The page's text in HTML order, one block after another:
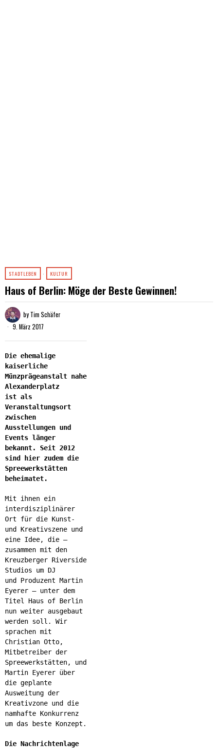
STADTLEBEN · KULTUR
Haus of Berlin: Möge der Beste Gewinnen!
byTim Schäfer
9. März 2017
Die ehemalige
kaiserliche
Münzprägeanstalt nahe
Alexanderplatz
ist als
Veranstaltungsort
zwischen
Ausstellungen und
Events länger
bekannt. Seit 2012
sind hier zudem die
Spreewerkstätten
beheimatet.
Mit ihnen ein
interdisziplinärer
Ort für die Kunst-
und Kreativszene und
eine Idee, die –
zusammen mit den
Kreuzberger Riverside
Studios um DJ
und Produzent Martin
Eyerer – unter dem
Titel Haus of Berlin
nun weiter ausgebaut
werden soll. Wir
sprachen mit
Christian Otto,
Mitbetreiber der
Spreewerkstätten, und
Martin Eyerer über
die geplante
Ausweitung der
Kreativzone und die
namhafte Konkurrenz
um das beste Konzept.
Die Nachrichtenlage